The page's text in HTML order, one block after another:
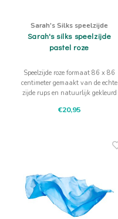
Sarah's Silks speelzijde
Sarah's silks speelzijde
pastel roze
Speelzijde roze formaat 86 x 86
centimeter gemaakt van de echte
zijde rups en natuurlijk gekleurd
€20,95